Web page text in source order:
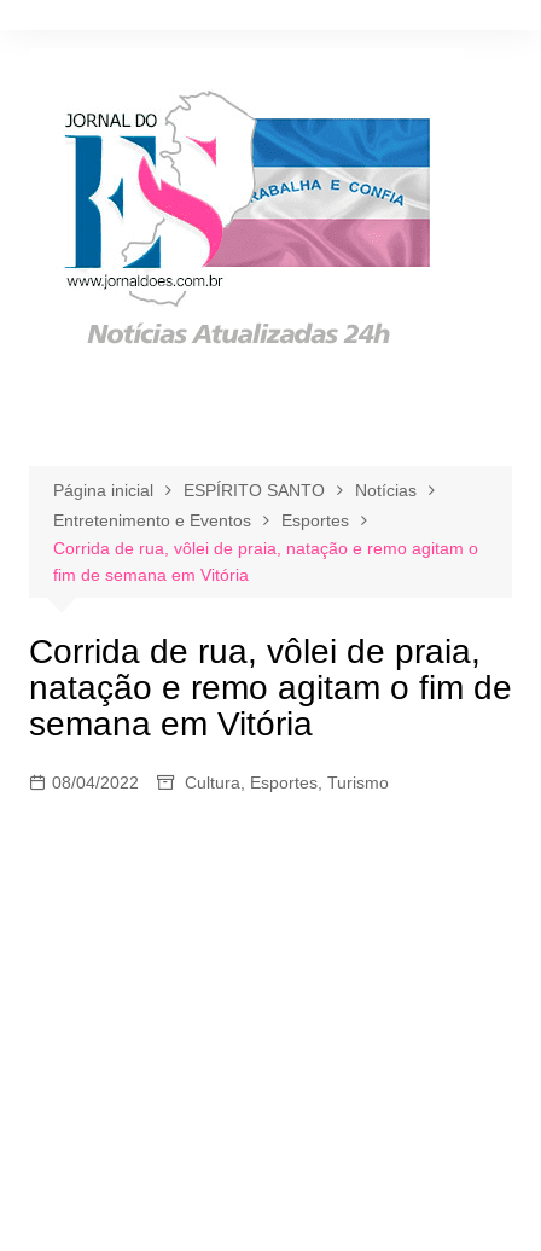
Página inicial ESPÍRITO SANTO
Notícias
Entretenimento e Eventos
Esportes
Corrida de rua, vôlei de praia, natação e remo agitam o
fim de semana em Vitória
Corrida de rua, vôlei de praia,
natação e remo agitam o fim de
semana em Vitória
08/04/2022 Cultura Esportes, Turismo